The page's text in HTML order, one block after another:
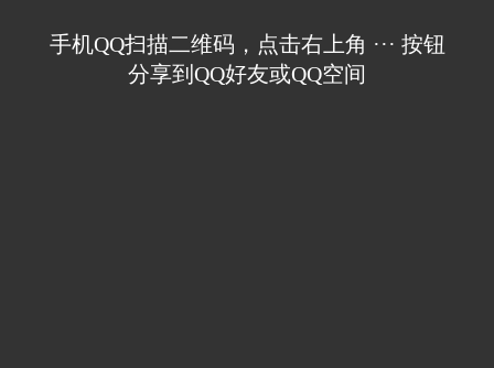
手机QQ扫描二维码，点击右上角 ··· 按钮
分享到QQ好友或QQ空间